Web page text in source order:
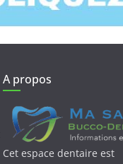
A propos
Cet espace dentaire est